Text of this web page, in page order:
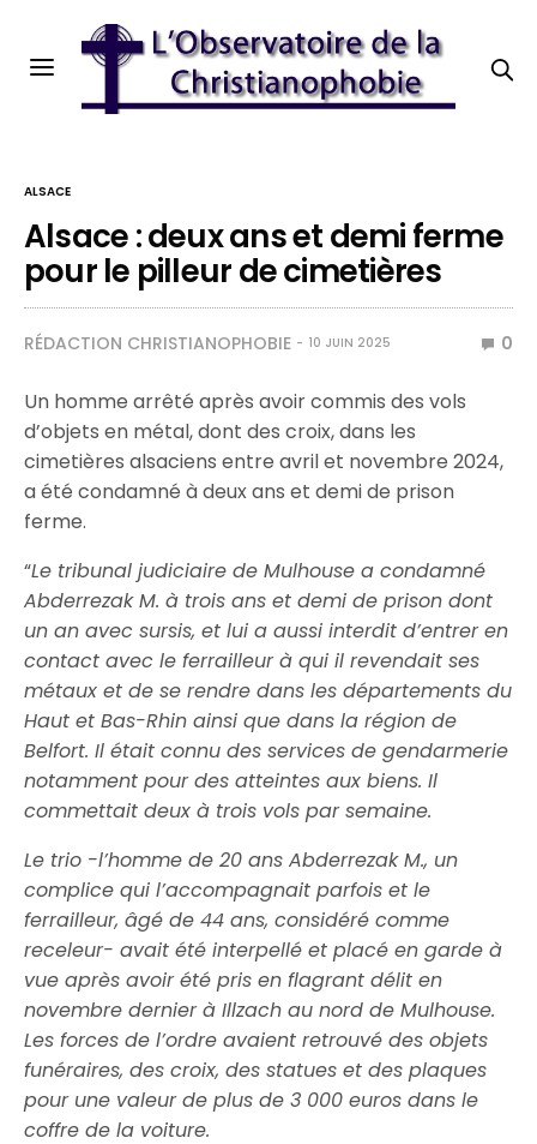
ALSACE
Alsace : deux ans et demi ferme
pour le pilleur de cimetières
RÉDACTION CHRISTIANOPHOBIE 10 JUIN 2025 0
Un homme arrêté après avoir commis des vols
d’objets en métal, dont des croix, dans les
cimetières alsaciens entre avril et novembre 2024,
a été condamné à deux ans et demi de prison
ferme.
“Le tribunal judiciaire de Mulhouse a condamné
Abderrezak M. à trois ans et demi de prison dont
un an avec sursis, et lui a aussi interdit d’entrer en
contact avec le ferrailleur à qui il revendait ses
métaux et de se rendre dans les départements du
Haut et Bas-Rhin ainsi que dans la région de
Belfort. Il était connu des services de gendarmerie
notamment pour des atteintes aux biens. Il
commettait deux à trois vols par semaine.
Le trio -l’homme de 20 ans Abderrezak M., un
complice qui l’accompagnait parfois et le
ferrailleur, âgé de 44 ans, considéré comme
receleur- avait été interpellé et placé en garde à
vue après avoir été pris en flagrant délit en
novembre dernier à Illzach au nord de Mulhouse.
Les forces de l’ordre avaient retrouvé des objets
funéraires, des croix, des statues et des plaques
pour une valeur de plus de 3 000 euros dans le
coffre de la voiture.